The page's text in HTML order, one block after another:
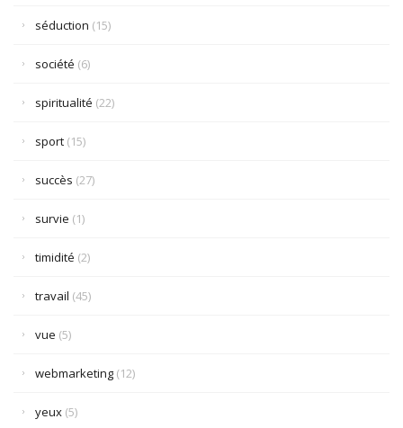
séduction (15)
société (6)
spiritualité (22)
sport (15)
succès (27)
survie (1)
timidité (2)
travail (45)
vue (5)
webmarketing (12)
yeux (5)